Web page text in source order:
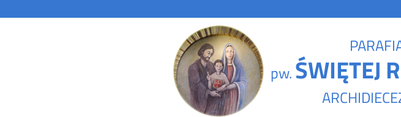
PARAFIA
pw.ŚWIĘTEJ